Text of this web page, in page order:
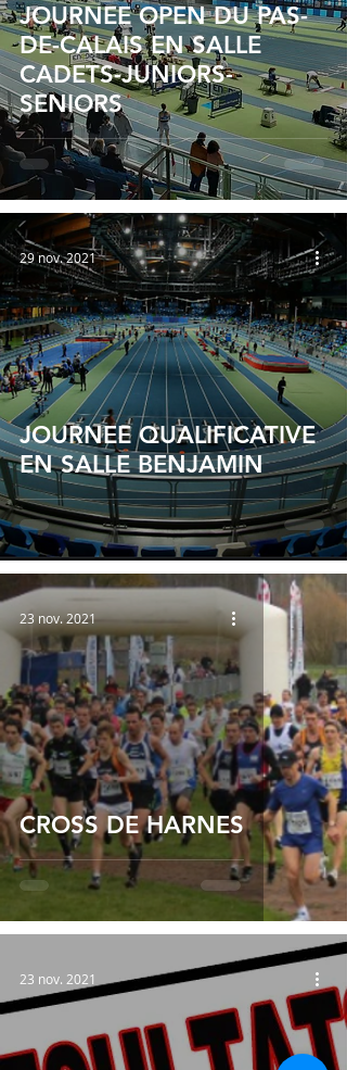
JOURNEE OPEN DU PAS-
DE-CALAIS EN SALLE
CADETS-JUNIORS-
SENIORS
JOURNEE QUALIFICATIVE
EN SALLE BENJAMIN
29 nov. 2021
CROSS DE HARNES
23 nov. 2021
23 nov. 2021